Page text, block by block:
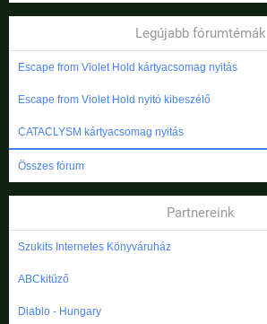
Legújabb fórumtémák
Escape from Violet Hold kártyacsomag nyitás
Escape from Violet Hold nyitó kibeszélő
CATACLYSM kártyacsomag nyitás
Összes fórum
Partnereink
Szukits Internetes Könyváruház
ABCkitüző
Diablo - Hungary